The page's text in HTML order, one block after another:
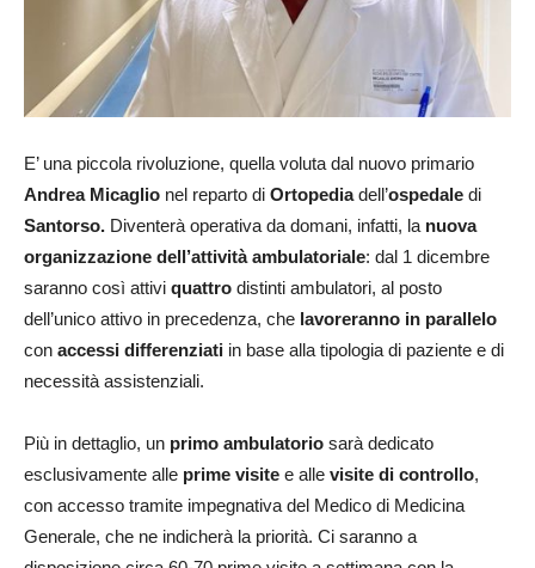
E’ una piccola rivoluzione, quella voluta dal nuovo primario
Andrea Micaglio nel reparto di Ortopediadell’ospedale di
Santorso. Diventerà operativa da domani, infatti, la nuova
organizzazione dell’attività ambulatoriale: dal 1 dicembre
saranno così attivi quattro distinti ambulatori, al posto
dell’unico attivo in precedenza, che lavoreranno in parallelo
con accessi differenziati in base alla tipologia di paziente e di
necessità assistenziali.
Più in dettaglio, un primo ambulatorio sarà dedicato
esclusivamente alle prime visite e alle visite di controllo,
con accesso tramite impegnativa del Medico di Medicina
Generale, che ne indicherà la priorità. Ci saranno a